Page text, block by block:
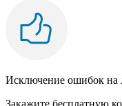
Исключение ошибок на
Закажите бесплатную